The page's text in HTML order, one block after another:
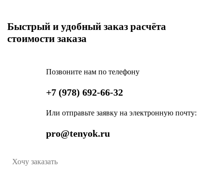
Быстрый и удобный заказ расчёта
стоимости заказа
Позвоните нам по телефону
+7 (978) 692-66-32
Или отправьте заявку на электронную почту:
pro@tenyok.ru